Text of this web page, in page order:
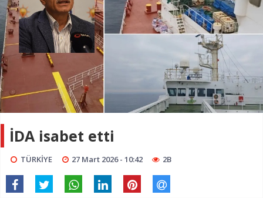
İDA isabet etti
TÜRKİYE 27 Mart 2026 - 10:42 2B